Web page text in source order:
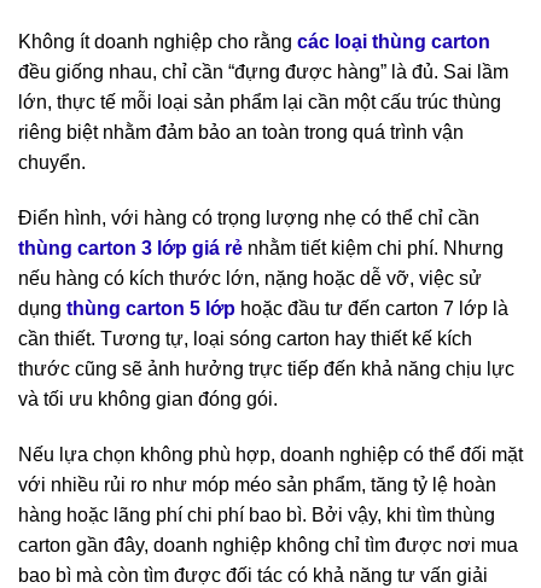
Không ít doanh nghiệp cho rằng các loại thùng carton
đều giống nhau, chỉ cần “đựng được hàng” là đủ. Sai lầm
lớn, thực tế mỗi loại sản phẩm lại cần một cấu trúc thùng
riêng biệt nhằm đảm bảo an toàn trong quá trình vận
chuyển.
Điển hình, với hàng có trọng lượng nhẹ có thể chỉ cần
thùng carton 3 lớp giá rẻ nhằm tiết kiệm chi phí. Nhưng
nếu hàng có kích thước lớn, nặng hoặc dễ vỡ, việc sử
dụng thùng carton 5 lớp hoặc đầu tư đến carton 7 lớp là
cần thiết. Tương tự, loại sóng carton hay thiết kế kích
thước cũng sẽ ảnh hưởng trực tiếp đến khả năng chịu lực
và tối ưu không gian đóng gói.
Nếu lựa chọn không phù hợp, doanh nghiệp có thể đối mặt
với nhiều rủi ro như móp méo sản phẩm, tăng tỷ lệ hoàn
hàng hoặc lãng phí chi phí bao bì. Bởi vậy, khi tìm thùng
carton gần đây, doanh nghiệp không chỉ tìm được nơi mua
bao bì mà còn tìm được đối tác có khả năng tư vấn giải